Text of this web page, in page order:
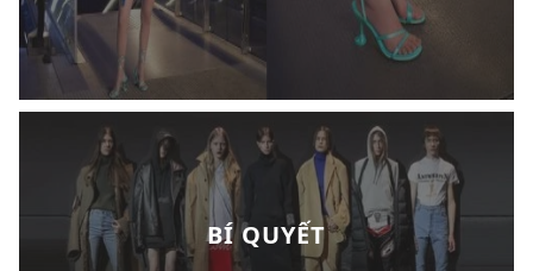
BÍ QUYẾT